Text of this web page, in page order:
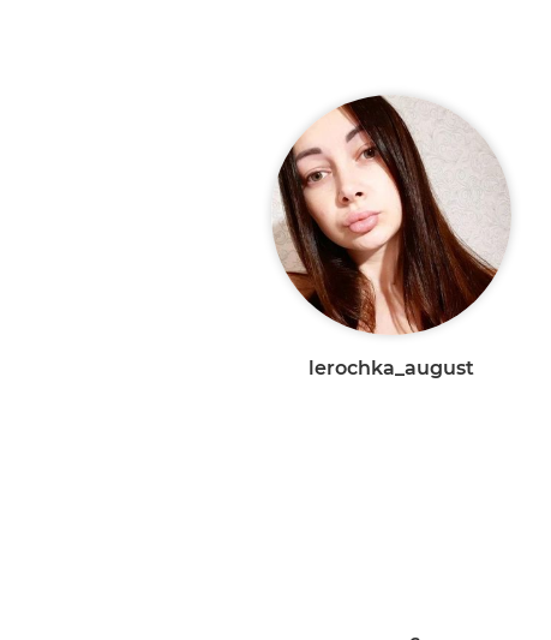
lerochka_august